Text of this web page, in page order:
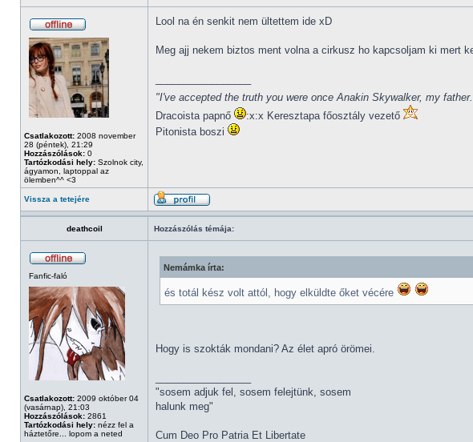
Csatlakozott: 2008 november
28 (péntek), 21:29
Hozzászólások: 0
Tartózkodási hely: Szolnok city,
ágyamon, laptoppal az
ölemben^^ <3
Lool na én senkit nem ültettem ide xD
Meg ajj nekem biztos ment volna a cirkusz ho kapcsoljam ki mert
"I've accepted the truth you were once Anakin Skywalker, my
Dracoista papnő
:x:x Keresztapa főosztály vezető
Pitonista boszi
Vissza a tetejére
deathcoil Hozzászólás témája:
Fanfic-faló
Csatlakozott: 2009 október 04
(vasárnap), 21:03
Hozzászólások: 2861
Tartózkodási hely: nézz fel a
háztetőre... lopom a neted
Nemámka írta:
és totál kész volt attól, hogy elküldte őket vécére
Hogy is szokták mondani? Az élet apró örömei.
"sosem adjuk fel, sosem felejtünk, sosem
halunk meg"
Cum Deo Pro Patria Et Libertate